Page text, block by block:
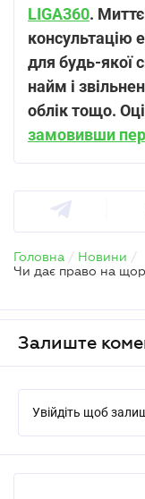
LIGA360.
консультацію
для будь-якої
найм і
облік тощо.
замовивши
Головна / Новини /
Залиште
Увійдіть щоб